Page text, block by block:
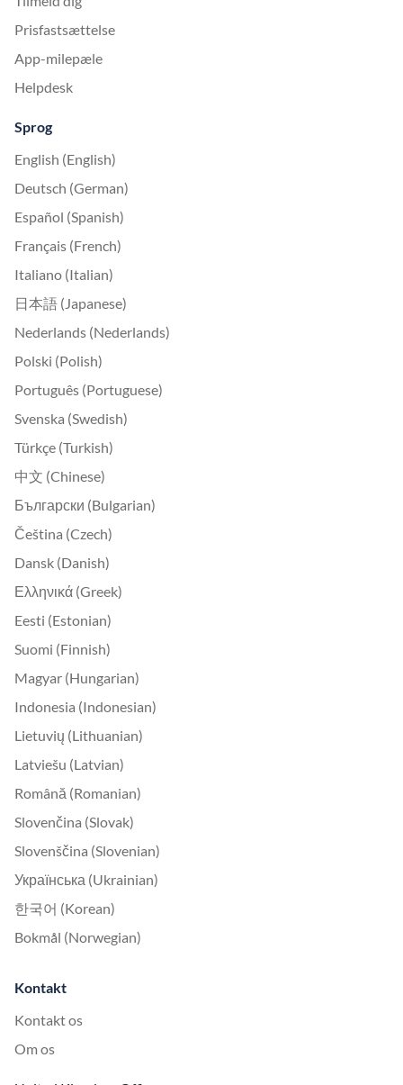
Prisfastsættelse
App-milepæle
Helpdesk
Sprog
English (English)
Deutsch (German)
Español (Spanish)
Français (French)
Italiano (Italian)
日本語 (Japanese)
Nederlands (Nederlands)
Polski (Polish)
Português (Portuguese)
Svenska (Swedish)
Türkçe (Turkish)
中文 (Chinese)
Български (Bulgarian)
Čeština (Czech)
Dansk (Danish)
Ελληνικά (Greek)
Eesti (Estonian)
Suomi (Finnish)
Magyar (Hungarian)
Indonesia (Indonesian)
Lietuvių (Lithuanian)
Latviešu (Latvian)
Română (Romanian)
Slovenčina (Slovak)
Slovenščina (Slovenian)
Українська (Ukrainian)
한국어 (Korean)
Bokmål (Norwegian)
Kontakt
Kontakt os
Om os